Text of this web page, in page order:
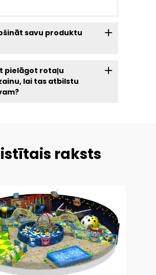
savu produktu
pielāgot rotaļu
lai tas atbilstu
raksts